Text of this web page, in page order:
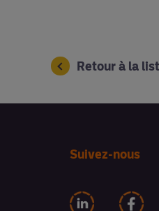
Retour à la
Suivez-nous